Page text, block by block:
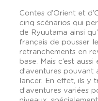
Contes d’Orient et
cinq scénarios qui
de Ryuutama ainsi
français de pousser
retranchements en
base. Mais c’est
d’aventures pouvant
lancer. En effet, ils y
d’aventures variées